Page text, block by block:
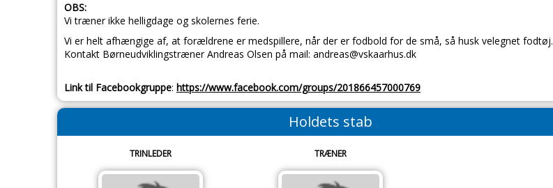
OBS:
Vi træner ikke helligdage og skolernes ferie.
Vi er helt afhængige af, at forældrene er medspillere, når der er fodbold for de små, så husk velegnet fodtøj.
Kontakt Børneudviklingstræner Andreas Olsen på mail: andreas@vskaarhus.dk
Link til Facebookgruppe: https://www.facebook.com/groups/201866457000769
Holdets stab
TRINLEDER TRÆNER